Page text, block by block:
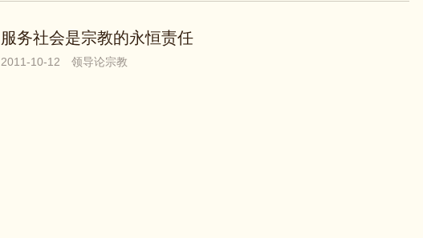
服务社会是宗教的永恒责任
2011-10-12 领导论宗教